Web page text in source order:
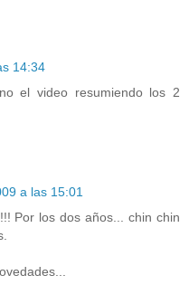
14:34
el video resumiendo los 2
a las 15:01
Por los dos años... chin chin